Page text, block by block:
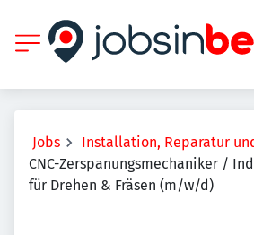
Jobs
Installation, Reparatur
CNC-Zerspanungsmechaniker /
für Drehen & Fräsen (m/w/d)